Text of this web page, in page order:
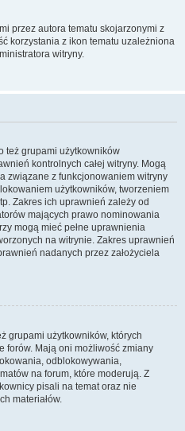
przez autora tematu skojarzonymi z
korzystania z ikon tematu uzależniona
witryny.
też grupami użytkowników
kontrolnych całej witryny. Mogą
związane z funkcjonowaniem witryny
użytkowników, tworzeniem
Zakres ich uprawnień zależy od
mających prawo nominowania
mogą mieć pełne uprawnienia
na witrynie. Zakres uprawnień
nadanych przez założyciela
grupami użytkowników, których
forów. Mają oni możliwość zmiany
odblokowywania,
na forum, które moderują. Z
pisali na temat oraz nie
materiałów.